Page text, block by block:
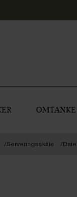
OMTANKE
Serveringsskåle